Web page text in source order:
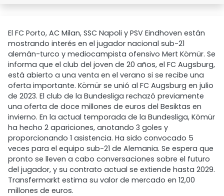
El FC Porto, AC Milan, SSC Napoli y PSV Eindhoven están
mostrando interés en el jugador nacional sub-21
alemán-turco y mediocampista ofensivo Mert Kömür. Se
informa que el club del joven de 20 años, el FC Augsburg,
está abierto a una venta en el verano si se recibe una
oferta importante. Kömür se unió al FC Augsburg en julio
de 2023. El club de la Bundesliga rechazó previamente
una oferta de doce millones de euros del Besiktas en
invierno. En la actual temporada de la Bundesliga, Kömür
ha hecho 2 apariciones, anotando 3 goles y
proporcionando 1 asistencia. Ha sido convocado 5
veces para el equipo sub-21 de Alemania. Se espera que
pronto se lleven a cabo conversaciones sobre el futuro
del jugador, y su contrato actual se extiende hasta 2029.
Transfermarkt estima su valor de mercado en 12,00
millones de euros.